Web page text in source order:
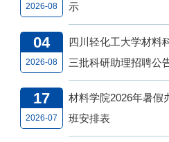
2026-08
示
04
2026-08
四川轻化工大学材料
三批科研助理招聘公
17
2026-07
材料学院2026年暑假
班安排表